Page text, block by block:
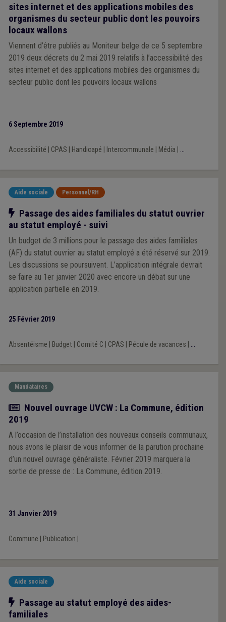
sites internet et des applications mobiles des
organismes du secteur public dont les pouvoirs
locaux wallons
Viennent d’être publiés au Moniteur belge de ce 5 septembre
2019 deux décrets du 2 mai 2019 relatifs à l’accessibilité des
sites internet et des applications mobiles des organismes du
secteur public dont les pouvoirs locaux wallons
6 Septembre 2019
Accessibilité CPAS Handicapé Intercommunale Média ...
Aide sociale Personnel/RH
Notre action
Passage des aides familiales du statut ouvrier
au statut employé - suivi
Un budget de 3 millions pour le passage des aides familiales
(AF) du statut ouvrier au statut employé a été réservé sur 2019.
Les discussions se poursuivent. L’application intégrale devrait
se faire au 1er janvier 2020 avec encore un débat sur une
application partielle en 2019.
25 Février 2019
Absentéisme Budget| Comité C CPAS Pécule de vacances ...
Mandataires
Actualité
Nouvel ouvrage UVCW : La Commune, édition
2019
A l’occasion de l’installation des nouveaux conseils communaux,
nous avons le plaisir de vous informer de la parution prochaine
d’un nouvel ouvrage généraliste. Février 2019 marquera la
sortie de presse de : La Commune, édition 2019.
31 Janvier 2019
Commune Publication
Aide sociale
Notre action
Passage au statut employé des aides-
familiales